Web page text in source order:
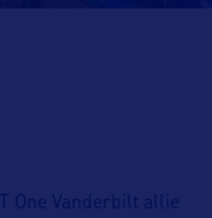
One Vanderbilt allie